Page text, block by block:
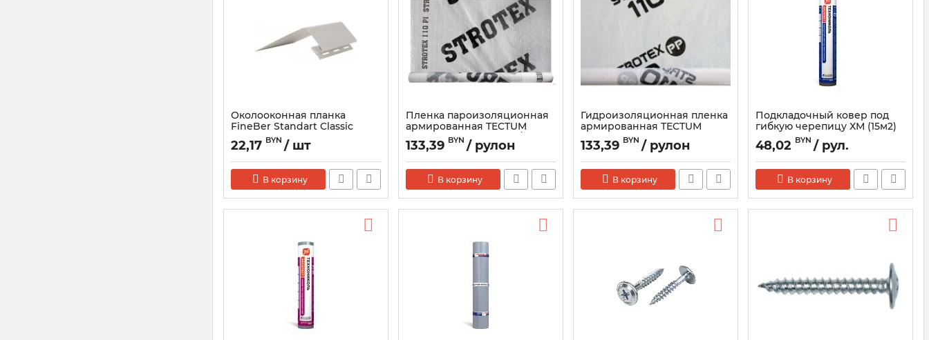
Околооконная планка
FineBer Standart Classic
Color белая
22,17 BYN / шт
В корзину
Пленка пароизоляционная
армированная TECTUM
(STROTEX) 110 PI, 110 гр/м2, 75
м
133,39 BYN / рулон
В корзину
Гидроизоляционная пленка
армированная TECTUM
(STROTEX) 110 PP
133,39 BYN / рулон
В корзину
Подкладочный ковер под
гибкую черепицу ХМ (15м2)
48,02 BYN / рул.
В корзину